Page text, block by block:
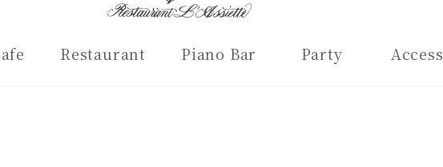
Restaurant Piano Bar Party Access